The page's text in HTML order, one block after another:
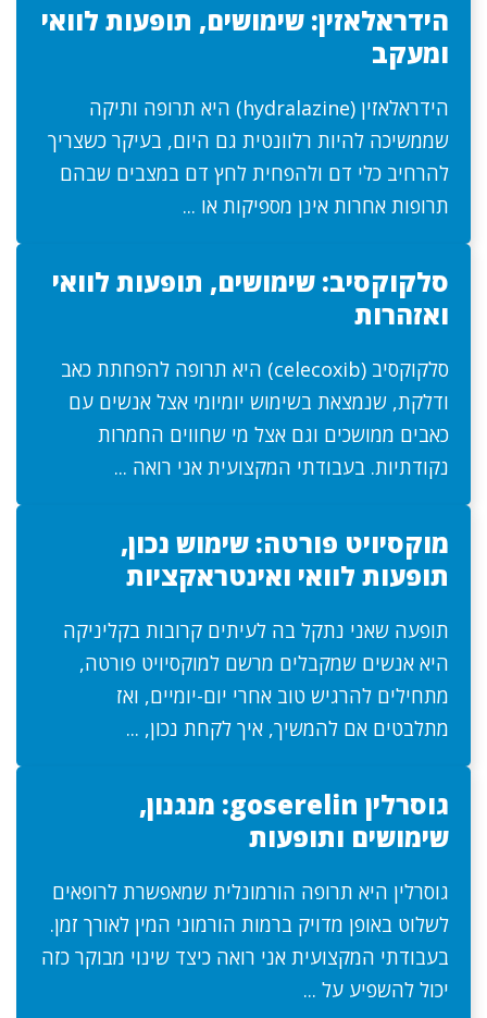
הידראלאזין: שימושים, תופעות לוואי
ומעקב
הידראלאזין (hydralazine) היא תרופה ותיקה
שממשיכה להיות רלוונטית גם היום, בעיקר כשצריך
להרחיב כלי דם ולהפחית לחץ דם במצבים שבהם
תרופות אחרות אינן מספיקות או ...
סלקוקסיב: שימושים, תופעות לוואי
ואזהרות
סלקוקסיב (celecoxib) היא תרופה להפחתת כאב
ודלקת, שנמצאת בשימוש יומיומי אצל אנשים עם
כאבים ממושכים וגם אצל מי שחווים החמרות
נקודתיות. בעבודתי המקצועית אני רואה ...
מוקסיויט פורטה: שימוש נכון,
תופעות לוואי ואינטראקציות
תופעה שאני נתקל בה לעיתים קרובות בקליניקה
היא אנשים שמקבלים מרשם למוקסיויט פורטה,
מתחילים להרגיש טוב אחרי יום-יומיים, ואז
מתלבטים אם להמשיך, איך לקחת נכון, ...
גוסרלין goserelin: מנגנון,
שימושים ותופעות
גוסרלין היא תרופה הורמונלית שמאפשרת לרופאים
לשלוט באופן מדויק ברמות הורמוני המין לאורך זמן.
בעבודתי המקצועית אני רואה כיצד שינוי מבוקר כזה
יכול להשפיע על ...